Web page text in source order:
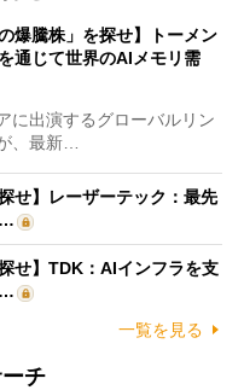
爆騰株」を探せ】トーメン
通じて世界のAIメモリ需
に出演するグローバルリン
、最新…
せ】レーザーテック：最先
…
せ】TDK：AIインフラを支
…
一覧を見る
チ